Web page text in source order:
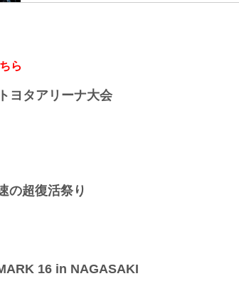
第3試合／ 吉成名高 vs. 白幡裕星
RIZIN キックボクシングルール：3分 3R（※肘有...
ら
ヨタアリーナ大会
の超復活祭り
16 in NAGASAKI